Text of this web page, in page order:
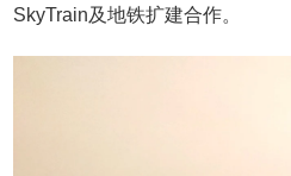
SkyTrain及地铁扩建合作。